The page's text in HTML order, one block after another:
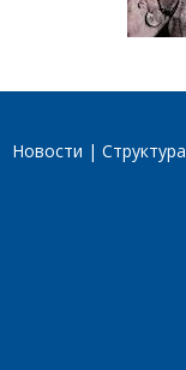
Новости Структура